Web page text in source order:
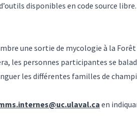
disponibles en code source libre.
une sortie de mycologie à la
les personnes participantes se
les différentes familles de
en